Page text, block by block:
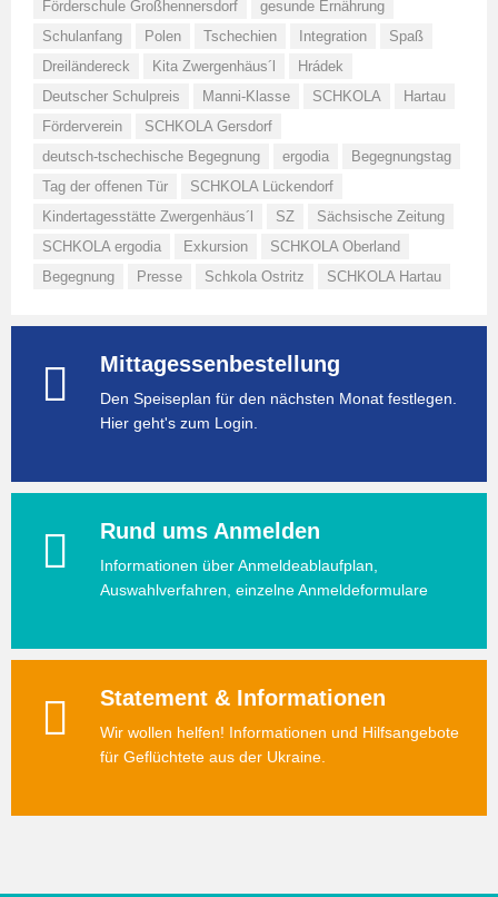
Förderschule Großhennersdorf
gesunde Ernährung
Schulanfang
Polen Tschechien Integration
Spaß
Dreiländereck
Kita Zwergenhäus´l
Hrádek
Deutscher Schulpreis
Manni-Klasse SCHKOLA
Hartau
Förderverein
SCHKOLA Gersdorf
deutsch-tschechische Begegnung
ergodia
Begegnungstag
Tag der offenen Tür
SCHKOLA Lückendorf
Kindertagesstätte Zwergenhäus´l
SZ
Sächsische Zeitung
SCHKOLA ergodia
Exkursion
SCHKOLA Oberland
Begegnung
Presse Schkola Ostritz SCHKOLA Hartau
Mittagessenbestellung
Den Speiseplan für den nächsten Monat festlegen.
Hier geht's zum Login.
Rund ums Anmelden
Informationen über Anmeldeablaufplan,
Auswahlverfahren, einzelne Anmeldeformulare
Statement & Informationen
Wir wollen helfen! Informationen und Hilfsangebote
für Geflüchtete aus der Ukraine.